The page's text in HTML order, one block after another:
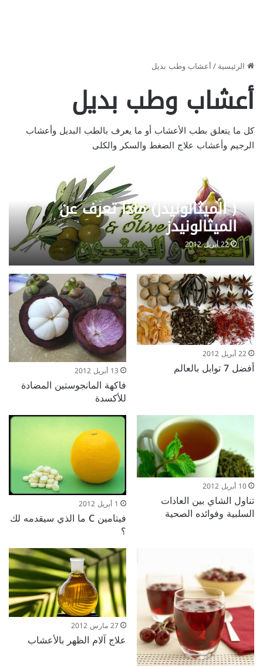
الرئيسية/أعشاب وطب بديل
أعشاب وطب بديل
كل ما يتعلق بطب الأعشاب أو ما يعرف بالطب البديل وأعشاب
الرجيم وأعشاب علاج الضغط والسكر والكلى
( الميثالونيدز) ماذا تعرف عن
الميثالونيدز
22 أبريل 2012
22 أبريل 2012
أفضل 7 توابل بالعالم 13 أبريل 2012
فاكهة المانجوستين المضادة
للأكسدة
10 أبريل 2012
تناول الشاي بين العادات
السلبية وفوائده الصحية
1 أبريل 2012
فيتامين C ما الذي سيقدمه لك
؟
27 مارس 2012
علاج آلام الظهر بالأعشاب